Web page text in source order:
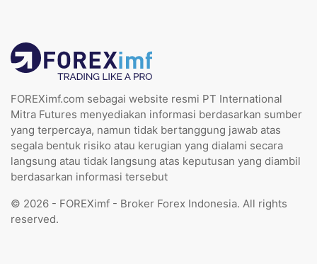
FOREXimf.com sebagai website resmi PT International
Mitra Futures menyediakan informasi berdasarkan sumber
yang terpercaya, namun tidak bertanggung jawab atas
segala bentuk risiko atau kerugian yang dialami secara
langsung atau tidak langsung atas keputusan yang diambil
berdasarkan informasi tersebut
© 2026 - FOREXimf - Broker Forex Indonesia. All rights
reserved.